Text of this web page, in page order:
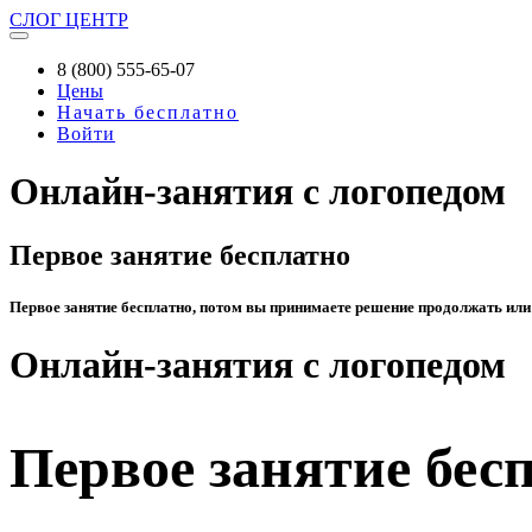
СЛОГ ЦЕНТР
8 (800) 555-65-07
Цены
Начать бесплатно
Войти
Онлайн-занятия с логопедом
Первое занятие бесплатно
Первое занятие бесплатно, потом вы принимаете решение продолжать или
Онлайн-занятия с логопедом
Первое занятие